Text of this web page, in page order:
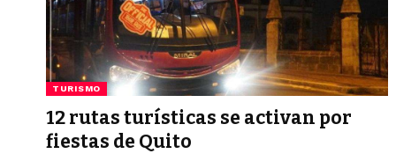
TURISMO
12 rutas turísticas se activan por
fiestas de Quito